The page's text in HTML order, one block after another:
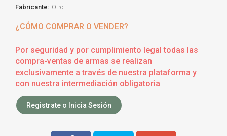
Fabricante: Otro
¿CÓMO COMPRAR O VENDER?
Por seguridad y por cumplimiento legal todas las
compra-ventas de armas se realizan
exclusivamente a través de nuestra plataforma y
con nuestra intermediación obligatoria
Registrate o Inicia Sesión